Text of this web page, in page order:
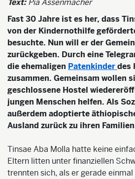
Text:Pia Assenmacher
Fast 30 Jahre ist es her, dass
von der Kindernothilfe
besuchte. Nun will er der
zurückgeben. Durch eine
die ehemaligen Patenkinderdes
zusammen. Gemeinsam wollen
geschlossene Hostel
jungen Menschen helfen. Als
außerdem adoptierte
Ausland zurück zu ihren
Tinsae Aba Molla hatte keine
Eltern litten unter finanziellen
trennten sich, als er gerade